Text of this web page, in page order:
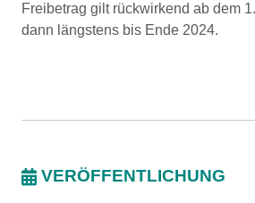
Freibetrag gilt rückwirkend ab dem
dann längstens bis Ende 2024.
VERÖFFENTLICHUNG